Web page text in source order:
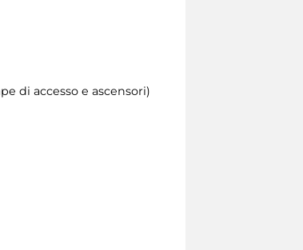
di accesso e ascensori)